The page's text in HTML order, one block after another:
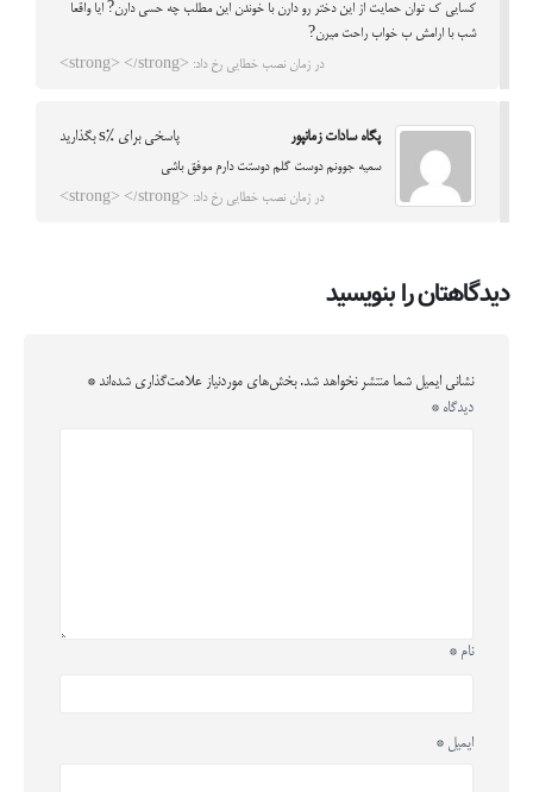
كسايي ك توان حمايت از اين دختر رو دارن با خوندن اين مطلب چه حسي دارن? ايا واقعا
شب با ارامش ب خواب راحت ميرن?
در زمان نصب خطایی رخ داد: <strong> </strong>
پگاه سادات زمانپور پاسخی برای %s بگذارید
سمیه جوونم دوست گلم دوستت دارم موفق باشی
در زمان نصب خطایی رخ داد: <strong> </strong>
دیدگاهتان را بنویسید
نشانی ایمیل شما منتشر نخواهد شد. بخش‌های موردنیاز علامت‌گذاری شده‌اند *
دیدگاه *
نام *
ایمیل *